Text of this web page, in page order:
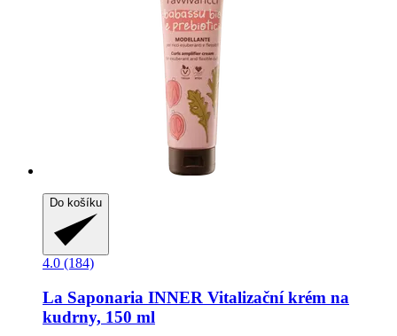
Do košíku
4.0 (184)
La Saponaria INNER Vitalizační krém na
kudrny, 150 ml